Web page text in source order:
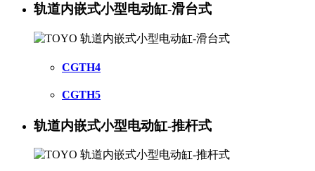
轨道内嵌式小型电动缸-滑台式
CGTH4
CGTH5
轨道内嵌式小型电动缸-推杆式